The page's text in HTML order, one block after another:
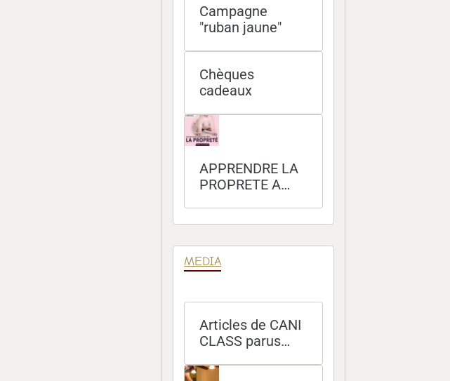
Campagne
"ruban jaune"
Chèques
cadeaux
APPRENDRE LA
PROPRETE A
MEDIA
Articles de CANI
CLASS parus
magazines